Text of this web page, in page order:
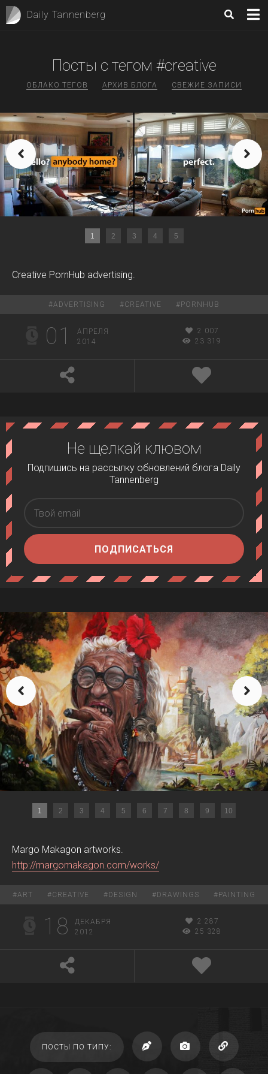
Daily Tannenberg
Посты с тегом #creative
ОБЛАКО ТЕГОВ АРХИВ БЛОГА СВЕЖИЕ ЗАПИСИ
1 2 3 4 5
Creative PornHub advertising.
#ADVERTISING #CREATIVE # PORNHUB
01
АПРЕЛЯ
2014
2 007
23 319
Не щелкай клювом
Подпишись на рассылку обновлений блога Daily
Tannenberg
ПОДПИСАТЬСЯ
1 2 3 4 5 6 7 8 9 10
Margo Makagon artworks.
http://margomakagon.com/works/
#ART #CREATIVE # DESIGN # DRAWINGS # PAINTING
18
ДЕКАБРЯ
2012
2 287
25 328
ПОСТЫ ПО ТИПУ: